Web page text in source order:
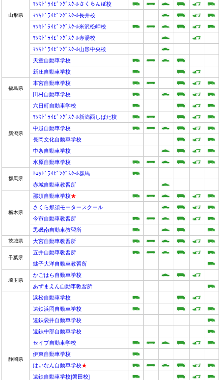
山形県
ﾏﾂｷﾄﾞﾗｲﾋﾞﾝｸﾞｽｸ-ﾙさくらんぼ校
ﾏﾂｷﾄﾞﾗｲﾋﾞﾝｸﾞｽｸ-ﾙ長井校
ﾏﾂｷﾄﾞﾗｲﾋﾞﾝｸﾞｽｸ-ﾙ米沢松岬校
ﾏﾂｷﾄﾞﾗｲﾋﾞﾝｸﾞｽｸ-ﾙ赤湯校
ﾏﾂｷﾄﾞﾗｲﾋﾞﾝｸﾞｽｸ-ﾙ山形中央校
天童自動車学校
新庄自動車学校
福島県
本宮自動車学校
田村自動車学校
新潟県
六日町自動車学校
ﾏﾂｷﾄﾞﾗｲﾋﾞﾝｸﾞｽｸ-ﾙ新潟西しばた校
中越自動車学校
長岡文化自動車学校
中条自動車学校
水原自動車学校
群馬県
ﾄﾖﾀﾄﾞﾗｲﾋﾞﾝｸﾞｽｸ-ﾙ群馬
赤城自動車教習所
栃木県
那須自動車学校★
さくら那須モータースクール
今市自動車教習所
黒磯南自動車教習所
茨城県 大宮自動車教習所
千葉県
五井自動車教習所
銚子大洋自動車教習所
埼玉県
かごはら自動車学校
あずまえん自動車教習所
静岡県
浜松自動車学校
遠鉄浜岡自動車学校
遠鉄袋井自動車学校
遠鉄中部自動車学校
セイブ自動車学校
伊東自動車学校
はいなん自動車学校★
遠鉄自動車学校[磐田校]